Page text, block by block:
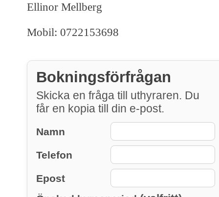
Ellinor Mellberg
Mobil: 0722153698
Bokningsförfrågan
Skicka en fråga till uthyraren. Du
får en kopia till din e-post.
Namn
Telefon
Epost